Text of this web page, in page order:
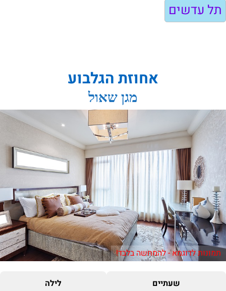
תל עדשים
אחוזת הגלבוע
מגן שאול
תמונות לדוגמא - להמחשה בלבד!
שעתיים
לילה